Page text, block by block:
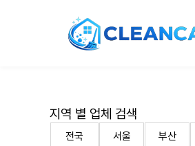
지역 별 업체 검색
전국 서울 부산